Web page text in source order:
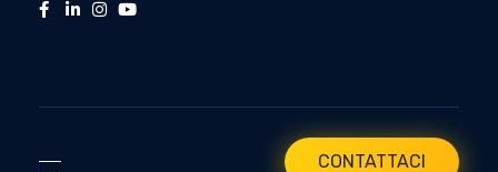
CONTATTACI